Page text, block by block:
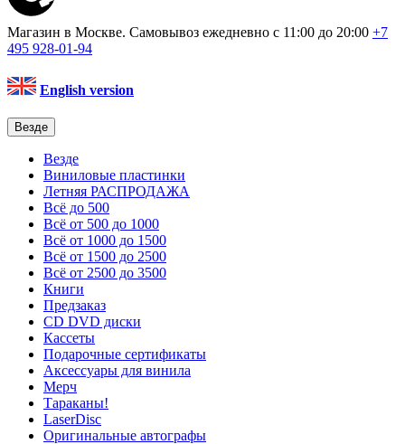
Магазин в Москве. Самовывоз ежедневно с 11:00 до 20:00 +7
495 928-01-94
English version
Везде
Везде
Виниловые пластинки
Летняя РАСПРОДАЖА
Всё до 500
Всё от 500 до 1000
Всё от 1000 до 1500
Всё от 1500 до 2500
Всё от 2500 до 3500
Книги
Предзаказ
CD DVD диски
Кассеты
Подарочные сертификаты
Аксессуары для винила
Мерч
Тараканы!
LaserDisc
Оригинальные автографы